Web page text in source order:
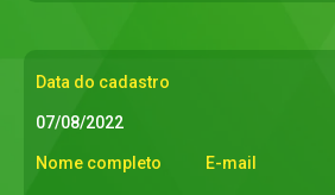
Data do cadastro
07/08/2022
Nome completo E-mail